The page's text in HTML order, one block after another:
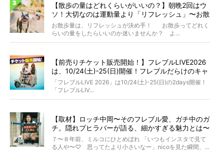
【散歩の量はどれくらいがいいの？】朝晩2回はウ
ソ！大切なのは運動量より「リフレッシュ」〜お散
歩にまつわる疑問FAQつき〜
お散歩量は、リフレッシュが決め手！ お散歩ってどれく
らいの量をしたらいいのか迷いませんか？ よ...
【前売りチケット販売開始！】フレブルLIVE2026
は、10/24(土)-25(日)開催！フレブルだらけのキャ
ンプ・前夜祭・バスプランも新登場!?
「フレブルLIVE 2026」は10/24(土)-25(日)の2days開催！
「フレブルLIV...
【取材】ロッチ中岡〜そのフレブル愛、ガチ中のガ
チ。隠れブヒラバーが語る、細かすぎる魅力とは〜
【前編】
７〜８年前、ミルコにひとめぼれ 「いつもインスタで見て
る人や〜♡ 思ってたより小さいなー」nicoを見た瞬間、...